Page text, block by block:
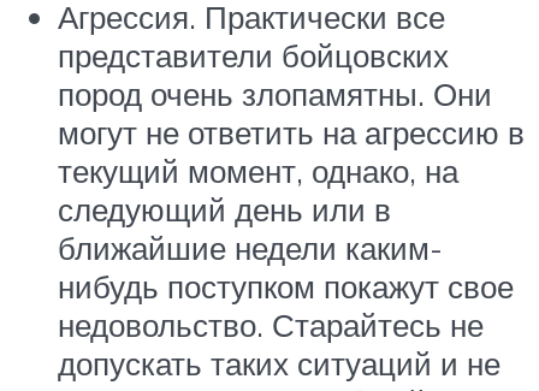
Агрессия. Практически все
представители бойцовских
пород очень злопамятны. Они
могут не ответить на агрессию в
текущий момент, однако, на
следующий день или в
ближайшие недели каким-
нибудь поступком покажут свое
недовольство. Старайтесь не
допускать таких ситуаций и не